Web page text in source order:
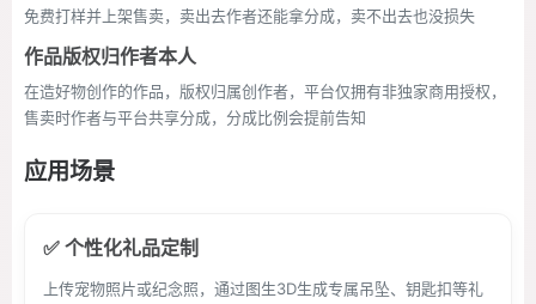
免费打样并上架售卖，卖出去作者还能拿分成，卖不出去也没损失
作品版权归作者本人
在造好物创作的作品，版权归属创作者，平台仅拥有非独家商用授权，
售卖时作者与平台共享分成，分成比例会提前告知
应用场景
✅ 个性化礼品定制
上传宠物照片或纪念照，通过图生3D生成专属吊坠、钥匙扣等礼